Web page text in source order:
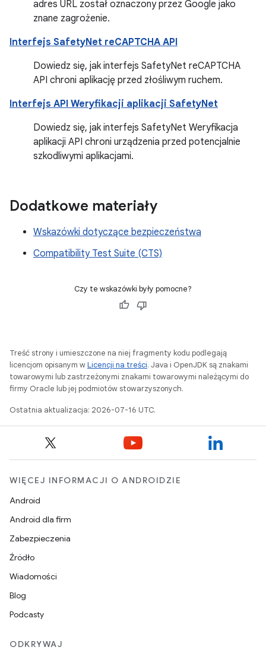
adres URL został oznaczony przez Google jako
znane zagrożenie.
Interfejs SafetyNet reCAPTCHA API
Dowiedz się, jak interfejs SafetyNet reCAPTCHA
API chroni aplikację przed złośliwym ruchem.
Interfejs API Weryfikacji aplikacji SafetyNet
Dowiedz się, jak interfejs SafetyNet Weryfikacja
aplikacji API chroni urządzenia przed potencjalnie
szkodliwymi aplikacjami.
Dodatkowe materiały
Wskazówki dotyczące bezpieczeństwa
Compatibility Test Suite (CTS)
Czy te wskazówki były pomocne?
Treść strony i umieszczone na niej fragmenty kodu podlegają
licencjom opisanym wLicencji na treści. Java i OpenJDK są znakami
towarowymi lub zastrzeżonymi znakami towarowymi należącymi do
firmy Oracle lub jej podmiotów stowarzyszonych.
Ostatnia aktualizacja: 2026-07-16 UTC.
WIĘCEJ INFORMACJI O ANDROIDZIE
Android
Android dla firm
Zabezpieczenia
Źródło
Wiadomości
Blog
Podcasty
ODKRYWAJ